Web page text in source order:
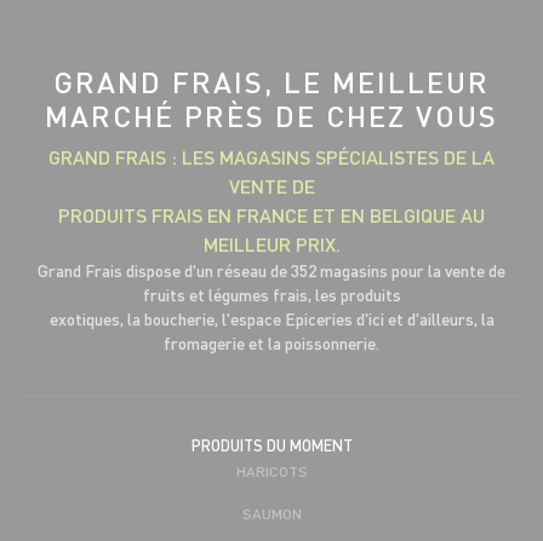
GRAND FRAIS, LE MEILLEUR
MARCHÉ PRÈS DE CHEZ VOUS
GRAND FRAIS : LES MAGASINS SPÉCIALISTES DE LA
VENTE DE
PRODUITS FRAIS EN FRANCE ET EN BELGIQUE AU
MEILLEUR PRIX.
Grand Frais dispose d'un réseau de 352 magasins pour la vente de
fruits et légumes frais, les produits
exotiques, la boucherie, l'espace Epiceries d'ici et d'ailleurs, la
fromagerie et la poissonnerie.
PRODUITS DU MOMENT
HARICOTS
SAUMON